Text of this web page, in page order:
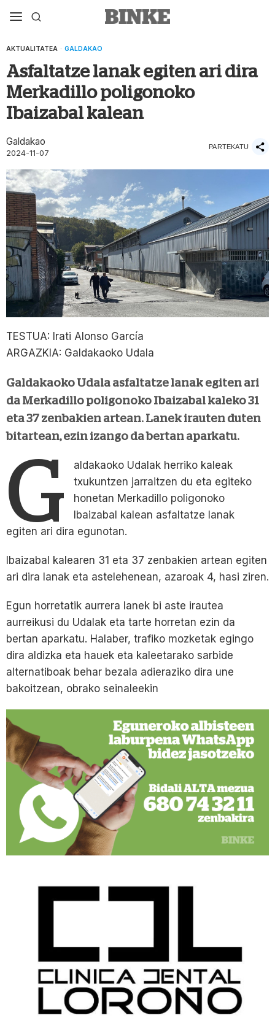
AKTUALITATEA · GALDAKAO
Asfaltatze lanak egiten ari dira
Merkadillo poligonoko
Ibaizabal kalean
Galdakao
2024-11-07
PARTEKATU
TESTUA: Irati Alonso García
ARGAZKIA: Galdakaoko Udala
Galdakaoko Udala asfaltatze lanak egiten ari
da Merkadillo poligonoko Ibaizabal kaleko 31
eta 37 zenbakien artean. Lanek irauten duten
bitartean, ezin izango da bertan aparkatu.
G
aldakaoko Udalak herriko kaleak
txukuntzen jarraitzen du eta egiteko
honetan Merkadillo poligonoko
Ibaizabal kalean asfaltatze lanak
egiten ari dira egunotan.
Ibaizabal kalearen 31 eta 37 zenbakien artean egiten
ari dira lanak eta astelehenean, azaroak 4, hasi ziren.
Egun horretatik aurrera lanek bi aste irautea
aurreikusi du Udalak eta tarte horretan ezin da
bertan aparkatu. Halaber, trafiko mozketak egingo
dira aldizka eta hauek eta kaleetarako sarbide
alternatiboak behar bezala adieraziko dira une
bakoitzean, obrako seinaleekin